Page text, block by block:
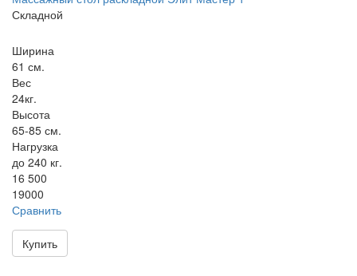
Складной
Ширина
61 см.
Вес
24кг.
Высота
65-85 см.
Нагрузка
до 240 кг.
16 500
19000
Сравнить
Купить